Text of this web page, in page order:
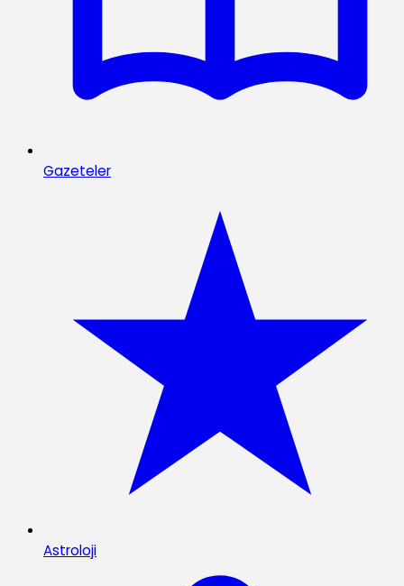
Gazeteler
Astroloji